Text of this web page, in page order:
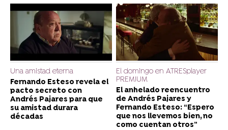
Una amistad eterna
Fernando Esteso revela el
pacto secreto con
Andrés Pajares para que
su amistad durara
décadas
El domingo en ATRESplayer
PREMIUM
El anhelado reencuentro
de Andrés Pajares y
Fernando Esteso: “Espero
que nos llevemos bien, no
como cuentan otros”